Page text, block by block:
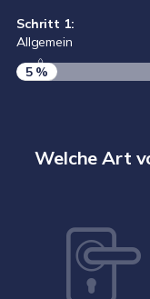
Schritt 1:
Allgemein
5 %
Welche Art